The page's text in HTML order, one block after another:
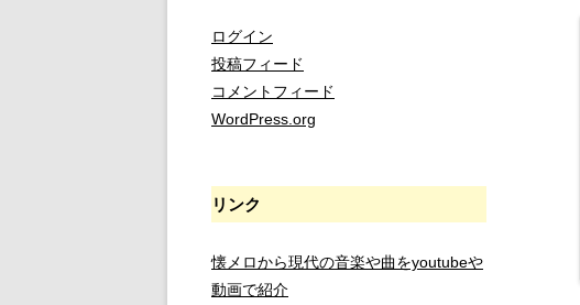
ログイン
投稿フィード
コメントフィード
WordPress.org
リンク
懐メロから現代の音楽や曲をyoutubeや
動画で紹介